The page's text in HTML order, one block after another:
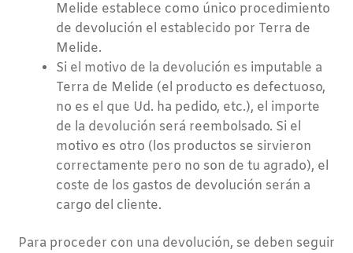
Melide establece como único procedimiento
de devolución el establecido por Terra de
Melide.
Si el motivo de la devolución es imputable a
Terra de Melide (el producto es defectuoso,
no es el que Ud. ha pedido, etc.), el importe
de la devolución será reembolsado. Si el
motivo es otro (los productos se sirvieron
correctamente pero no son de tu agrado), el
coste de los gastos de devolución serán a
cargo del cliente.
Para proceder con una devolución, se deben seguir